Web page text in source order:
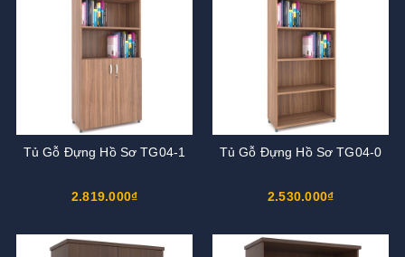
Tủ Gỗ Đựng Hồ Sơ TG04-1
2.819.000₫
Tủ Gỗ Đựng Hồ Sơ TG04-0
2.530.000₫